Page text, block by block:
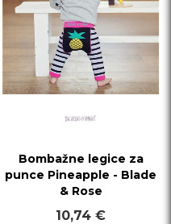
Bombažne legice za
punce Pineapple - Blade
& Rose
10,74 €